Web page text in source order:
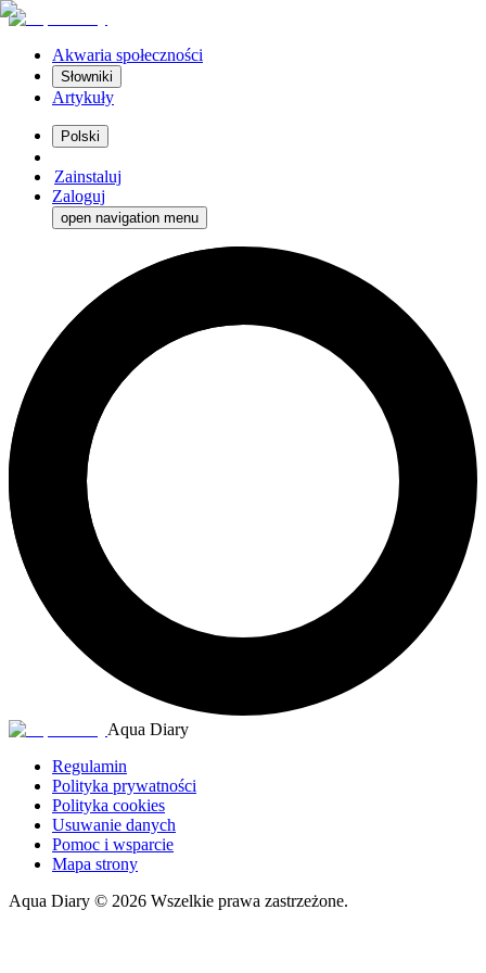
Akwaria społeczności
Słowniki
Artykuły
Polski
Zainstaluj
Zaloguj
open navigation menu
Aqua Diary
Regulamin
Polityka prywatności
Polityka cookies
Usuwanie danych
Pomoc i wsparcie
Mapa strony
Aqua Diary © 2026 Wszelkie prawa zastrzeżone.